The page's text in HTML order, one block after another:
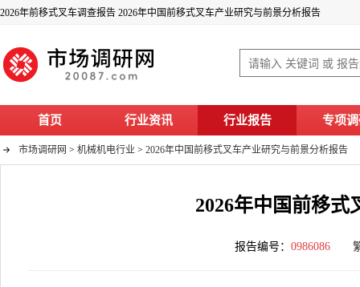
2026年前移式叉车调查报告 2026年中国前移式叉车产业研究与前景分析报告
首页 行业资讯 行业报告 专项
市场调研网 > 机械机电行业 > 2026年中国前移式叉车产业研究与前景分析报告
2026年中国前移式
报告编号： 0986086